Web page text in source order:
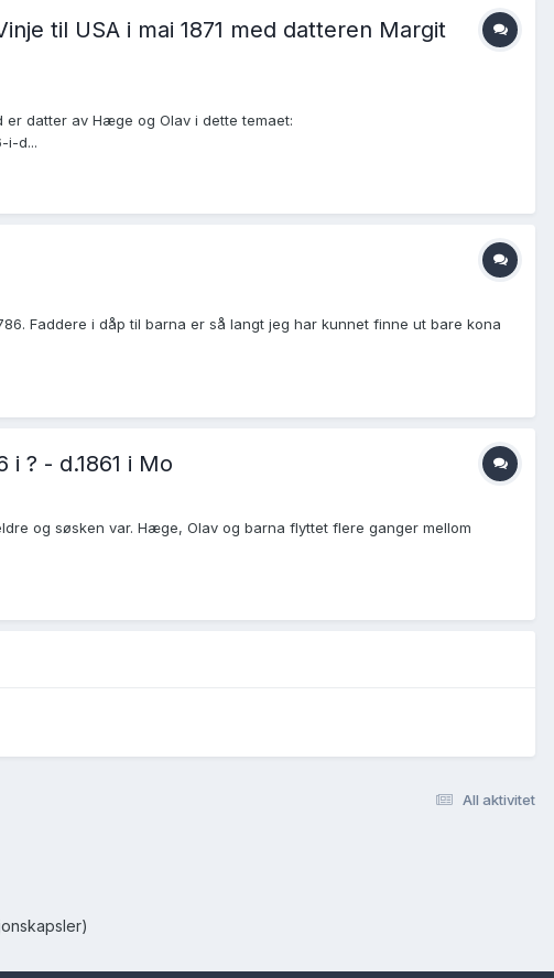
til USA i mai 1871 med datteren Margit
er datter av Hæge og Olav i dette temaet:
i-d...
Faddere i dåp til barna er så langt jeg har kunnet finne ut bare kona
? - d.1861 i Mo
og søsken var. Hæge, Olav og barna flyttet flere ganger mellom
All aktivitet